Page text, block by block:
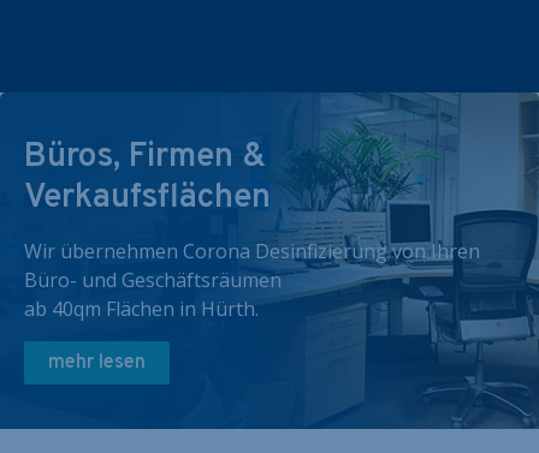
Büros, Firmen &
Verkaufsflächen
Wir übernehmen Corona Desinfizierung von Ihren
Büro- und Geschäftsräumen
ab 40qm Flächen in Hürth.
mehr lesen